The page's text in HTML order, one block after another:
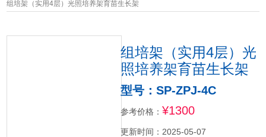
组培架（实用4层）光照培养架育苗生长架
组培架（实用4层）光
照培养架育苗生长架
型号：SP-ZPJ-4C
参考价格： ¥1300
更新时间：2025-05-07